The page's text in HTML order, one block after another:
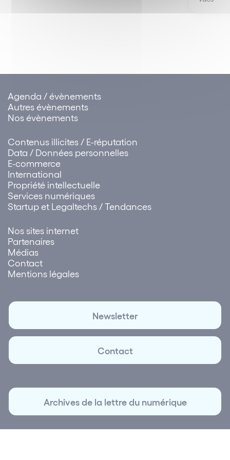
Agenda / évènements
Autres évènements
Nos évènements
Contenus illicites / E-réputation
Data / Données personnelles
E-commerce
International
Propriété intellectuelle
Services numériques
Startup et Legaltechs / Tendances
Nos sites internet
Partenaires
Médias
Contact
Mentions légales
Newsletter
Contact
Archives de la lettre du numérique